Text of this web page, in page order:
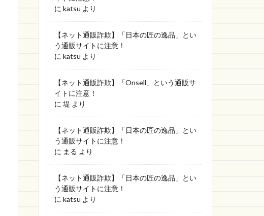
に katsu より
【ネット通販詐欺】「日本の匠の逸品」とい
う通販サイトに注意！
に katsu より
【ネット通販詐欺】「Onsell」という通販サ
イトに注意！
に 堤 より
【ネット通販詐欺】「日本の匠の逸品」とい
う通販サイトに注意！
に まる より
【ネット通販詐欺】「日本の匠の逸品」とい
う通販サイトに注意！
に katsu より